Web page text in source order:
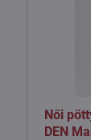
Női
DEN